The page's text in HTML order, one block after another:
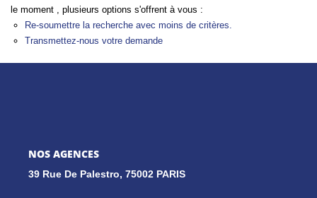
Notre Service Location
Nos Offres En Location Du Moment
le moment , plusieurs options s'offrent à vous :
Re-soumettre la recherche avec moins de critères.
Transmettez-nous votre demande
NOS AGENCES
39 Rue De Palestro, 75002 PARIS